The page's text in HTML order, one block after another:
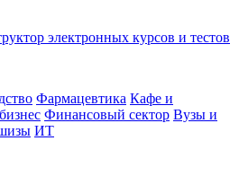
электронных курсов и тестов
Фармацевтика Кафе и
Финансовый сектор Вузы и
ИТ